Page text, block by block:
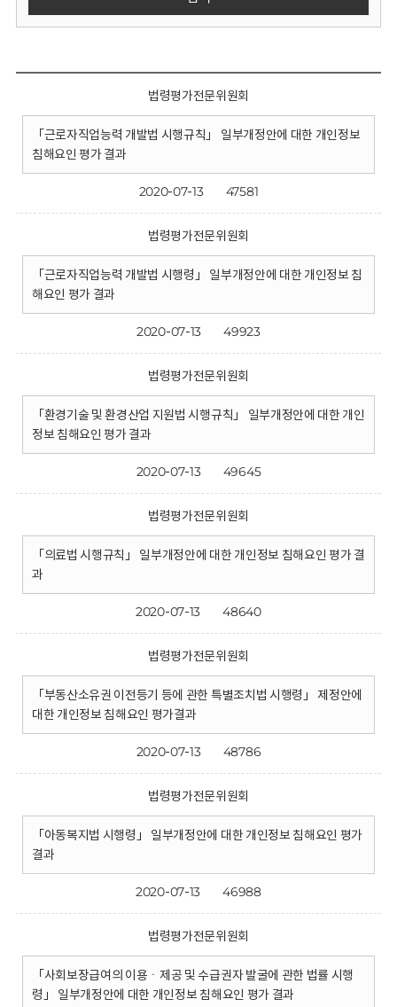
법령평가전문위원회
「근로자직업능력 개발법 시행규칙」 일부개정안에 대한 개인정보
침해요인 평가 결과
2020-07-13 47581
법령평가전문위원회
「근로자직업능력 개발법 시행령」 일부개정안에 대한 개인정보 침
해요인 평가 결과
2020-07-13 49923
법령평가전문위원회
「환경기술 및 환경산업 지원법 시행규칙」 일부개정안에 대한 개인
정보 침해요인 평가 결과
2020-07-13 49645
법령평가전문위원회
「의료법 시행규칙」 일부개정안에 대한 개인정보 침해요인 평가 결
과
2020-07-13 48640
법령평가전문위원회
「부동산소유권 이전등기 등에 관한 특별조치법 시행령」 제정안에
대한 개인정보 침해요인 평가결과
2020-07-13 48786
법령평가전문위원회
「아동복지법 시행령」 일부개정안에 대한 개인정보 침해요인 평가
결과
2020-07-13 46988
법령평가전문위원회
「사회보장급여의 이용ㆍ제공 및 수급권자 발굴에 관한 법률 시행
령」 일부개정안에 대한 개인정보 침해요인 평가 결과